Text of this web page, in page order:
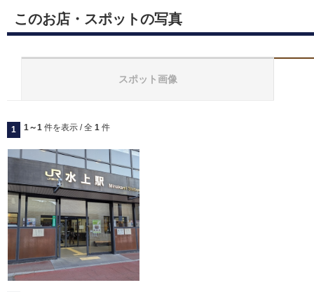
このお店・スポットの写真
スポット画像
1 1～1 件を表示 / 全 1 件